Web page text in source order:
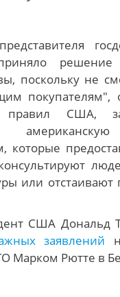
решение
поскольку не
покупателям",
США,
которые
или отстаивают
США Дональд
заявлений
Марком Рютте в